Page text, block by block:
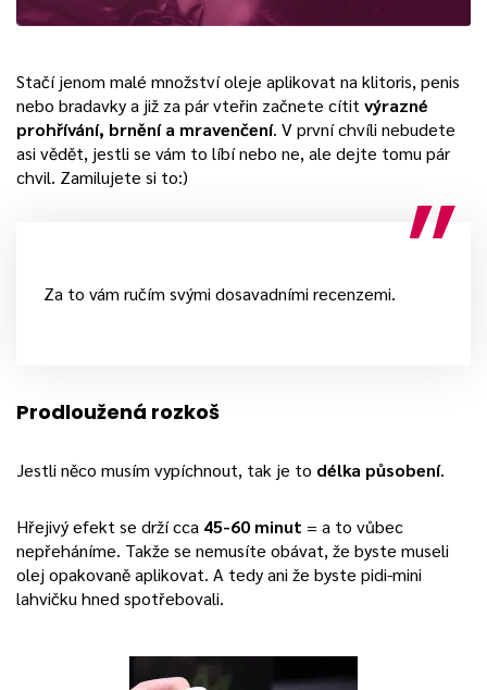
Stačí jenom malé množství oleje aplikovat na klitoris, penis
nebo bradavky a již za pár vteřin začnete cítit výrazné
prohřívání, brnění a mravenčení. V první chvíli nebudete
asi vědět, jestli se vám to líbí nebo ne, ale dejte tomu pár
chvil. Zamilujete si to:)
Za to vám ručím svými dosavadními recenzemi.
Prodloužená rozkoš
Jestli něco musím vypíchnout, tak je to délka působení.
Hřejivý efekt se drží cca 45-60 minut = a to vůbec
nepřeháníme. Takže se nemusíte obávat, že byste museli
olej opakovaně aplikovat. A tedy ani že byste pidi-mini
lahvičku hned spotřebovali.